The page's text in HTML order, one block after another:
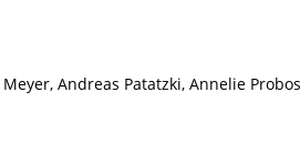
Andreas Patatzki, Annelie